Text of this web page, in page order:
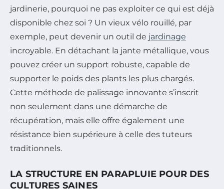
jardinerie, pourquoi ne pas exploiter ce qui est déjà
disponible chez soi ? Un vieux vélo rouillé, par
exemple, peut devenir un outil de jardinage
incroyable. En détachant la jante métallique, vous
pouvez créer un support robuste, capable de
supporter le poids des plants les plus chargés.
Cette méthode de palissage innovante s’inscrit
non seulement dans une démarche de
récupération, mais elle offre également une
résistance bien supérieure à celle des tuteurs
traditionnels.
LA STRUCTURE EN PARAPLUIE POUR DES
CULTURES SAINES